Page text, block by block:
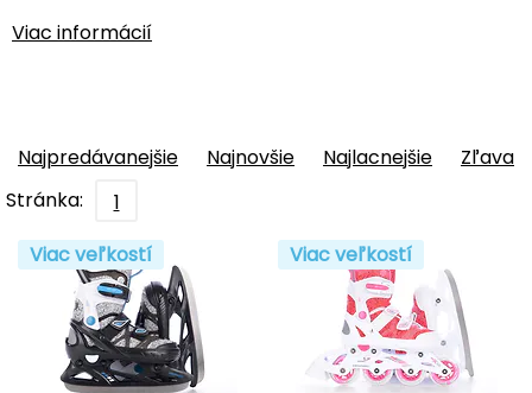
Viac informácií
Najpredávanejšie Najnovšie Najlacnejšie
Zľava
Stránka:
1
Viac veľkostí
Viac veľkostí